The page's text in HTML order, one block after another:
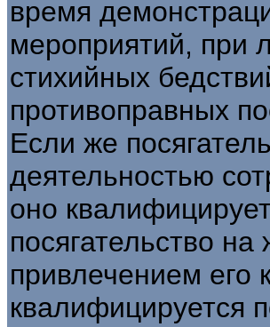
время
мероприятий, при
стихийных
противоправных
Если же
деятельностью
оно
посягательство
привлечением его
квалифицируется